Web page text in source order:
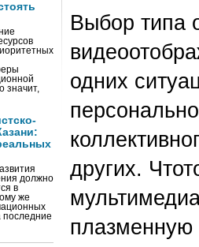
значит,
должно
в
же
последние
Выбор типа
одних
других.
плазменную